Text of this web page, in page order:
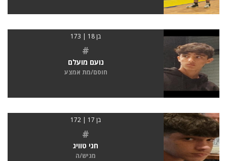
בן 18 | 173
#
נועם מועלם
חוסם/מת אמצע
בן 17 | 172
#
חגי טוויג
מגיש/ה